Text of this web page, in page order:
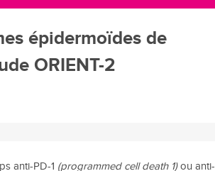
épidermoïdes de
ORIENT-2
anti-PD-1 (programmed cell death 1)ou anti-